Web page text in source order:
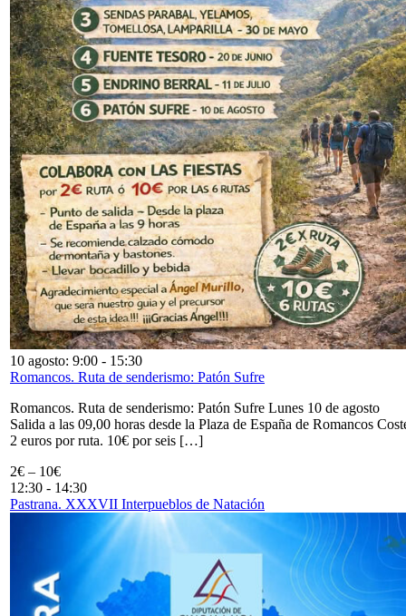
10 agosto: 9:00 - 15:30
Romancos. Ruta de senderismo: Patón Sufre
Romancos. Ruta de senderismo: Patón Sufre Lunes 10 de agosto
Salida a las 09,00 horas desde la Plaza de España de Romancos
2 euros por ruta. 10€ por seis […]
2€ – 10€
12:30 - 14:30
Pastrana. XXXVII Interpueblos de Natación